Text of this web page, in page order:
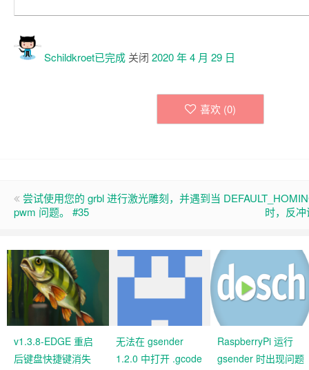
Schildkroet已完成 关闭 2020 年 4 月 29 日
喜欢 (0)
尝试使用您的 grbl 进行激光雕刻，并遇到
pwm 问题。 #35
当
时，反
v1.3.8-EDGE 重启
后键盘快捷键消失
无法在 gsender
1.2.0 中打开 .gcode
RaspberryPi 运行
gsender 时出现问题